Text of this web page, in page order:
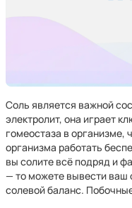
Соль является важной
электролит, она играет
гомеостаза в организме,
организма работать
вы солите всё подряд и
— то можете вывести ваш
солевой баланс.